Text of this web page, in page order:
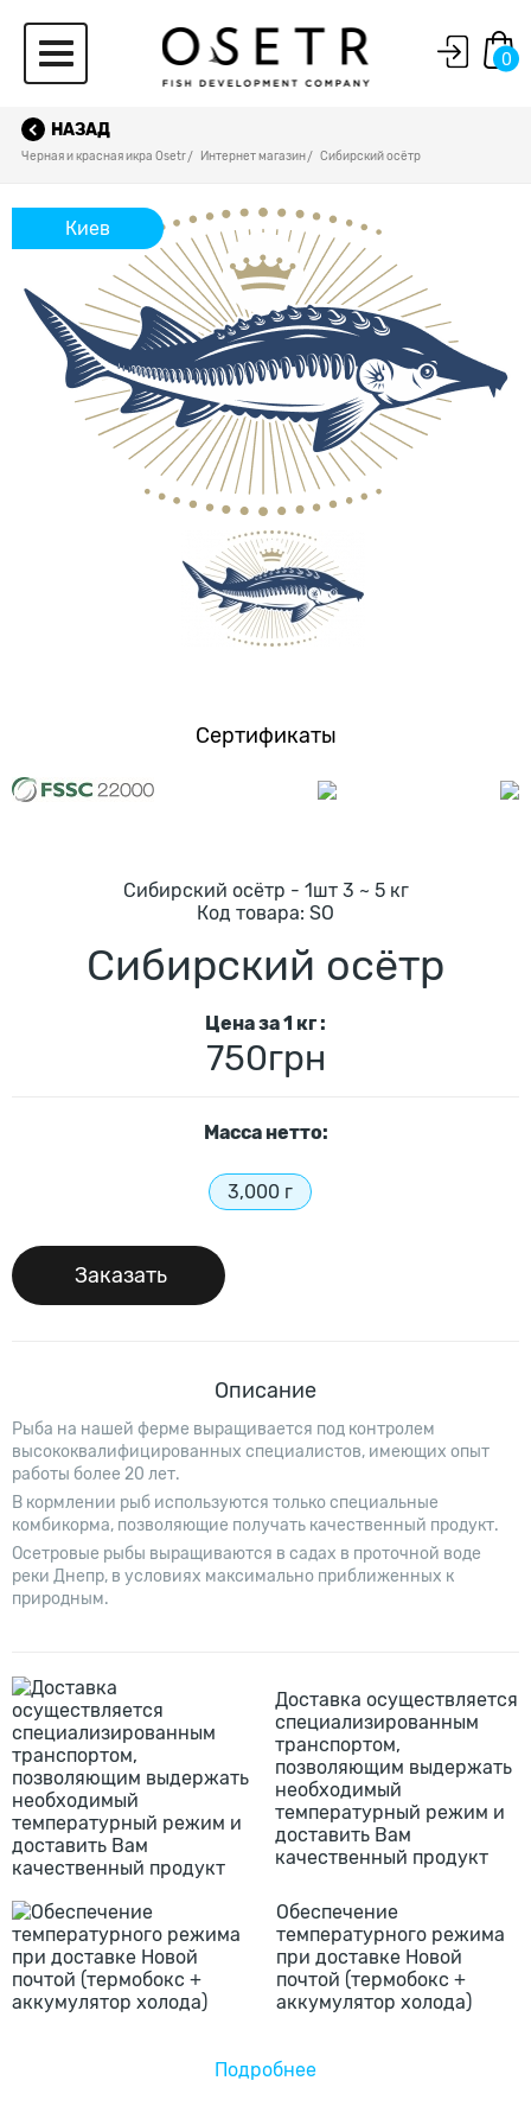
0
НАЗАД
Черная и красная икра Osetr Интернет магазин Сибирский осётр
Киев
Сертификаты
Сибирский осётр - 1шт 3 ~ 5 кг
Код товарa: SO
Сибирский осётр
Цена за 1 кг :
750грн
Масcа нетто:
3,000 г
Заказать
Описание
Рыба на нашей ферме выращивается под контролем
высококвалифицированных специалистов, имеющих опыт
работы более 20 лет.
В кормлении рыб используются только специальные
комбикорма, позволяющие получать качественный продукт.
Осетровые рыбы выращиваются в садах в проточной воде
реки Днепр, в условиях максимально приближенных к
природным.
Доставка осуществляется
специализированным
транспортом,
позволяющим выдержать
необходимый
температурный режим и
доставить Вам
качественный продукт
Обеспечение
температурного режима
при доставке Новой
почтой (термобокс +
аккумулятор холода)
Подробнее